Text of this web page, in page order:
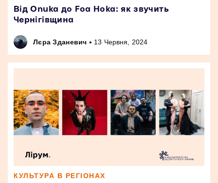
Від Onuka до Foa Hoka: як звучить
Чернігівщина
Лєра Зданевич • 13 Червня, 2024
КУЛЬТУРА В РЕГІОНАХ